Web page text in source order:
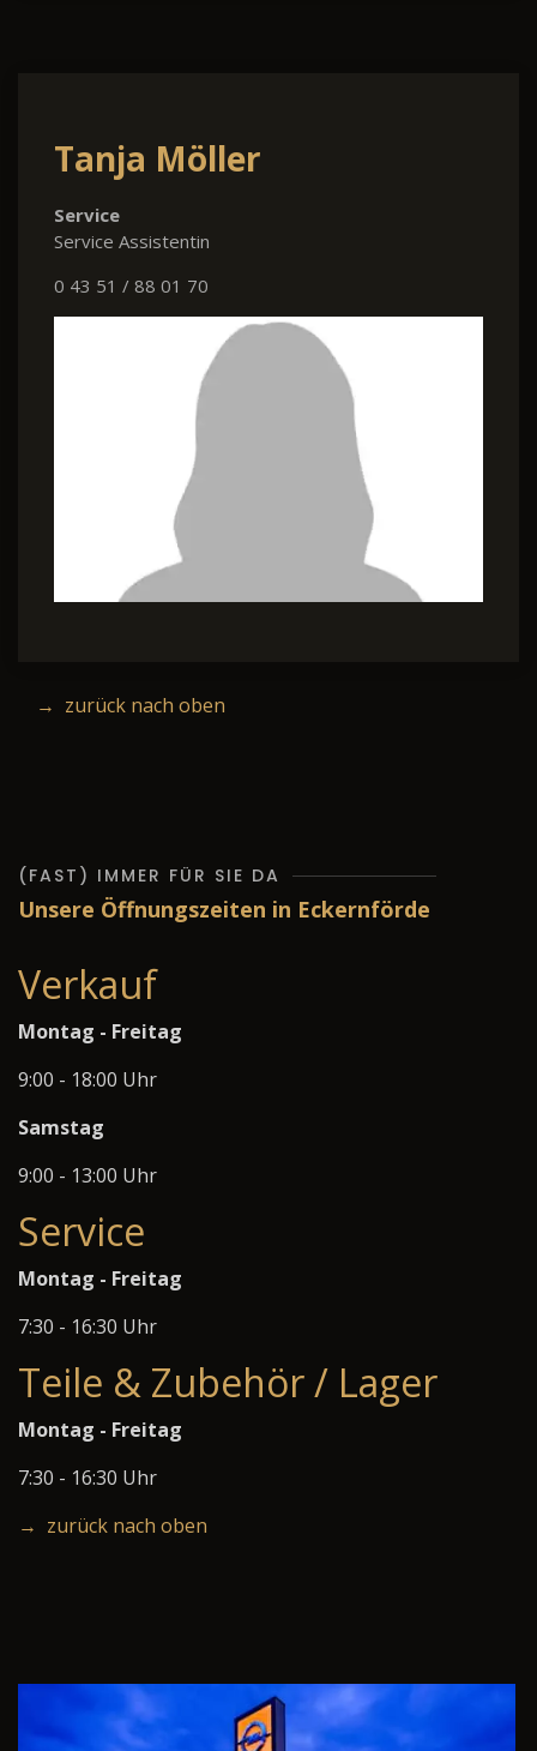
Tanja Möller
Service
Service Assistentin
0 43 51 / 88 01 70
→ zurück nach oben
(FAST) IMMER FÜR SIE DA
Unsere Öffnungszeiten in Eckernförde
Verkauf
Montag - Freitag
9:00 - 18:00 Uhr
Samstag
9:00 - 13:00 Uhr
Service
Montag - Freitag
7:30 - 16:30 Uhr
Teile & Zubehör / Lager
Montag - Freitag
7:30 - 16:30 Uhr
→ zurück nach oben